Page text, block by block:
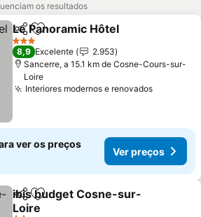
os resultados
PartilharAdicionar aos favoritos
Le Panoramic Hôtel
3 Estrelas
8,9 Excelente
2.953
Sancerre, a 15.1 km de Cosne-Cours-sur-
Loire
Interiores modernos e renovados
ver os preços
Ver preços
PartilharAdicionar aos favoritos
ibis budget Cosne-sur-
Loire